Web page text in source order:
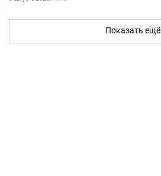
Показать ещё